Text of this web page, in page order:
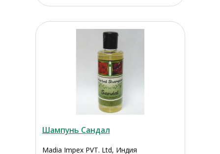
Шампунь Сандал
Madia Impex PVT. Ltd, Индия